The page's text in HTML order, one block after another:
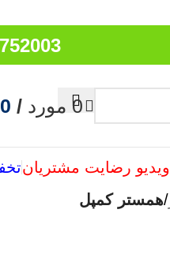
0 مورد /
0
ویدیو رضایت مشتریان
/همستر کمپل